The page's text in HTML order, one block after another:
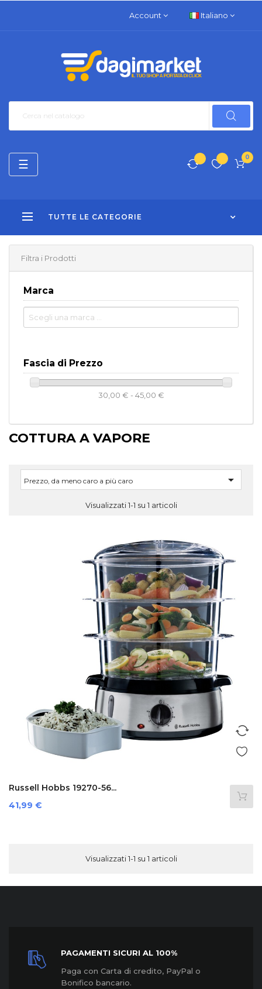
Account Italiano
0
TUTTE LE CATEGORIE
navigazione
Toggle
☰
Filtra i Prodotti
Marca
Fascia di Prezzo
30,00 € - 45,00 €
COTTURA A VAPORE
Prezzo, da meno caro a più caro 
Visualizzati 1-1 su 1 articoli
Russell Hobbs 19270-56...
Prezzo
41,99 €
Visualizzati 1-1 su 1 articoli
PAGAMENTI SICURI AL 100%
Paga con Carta di credito, PayPal o
Bonifico bancario.